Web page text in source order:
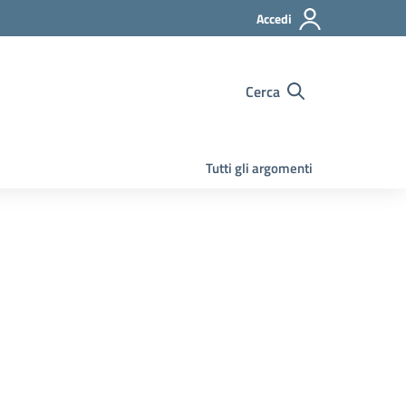
Accedi
Cerca
Tutti gli argomenti